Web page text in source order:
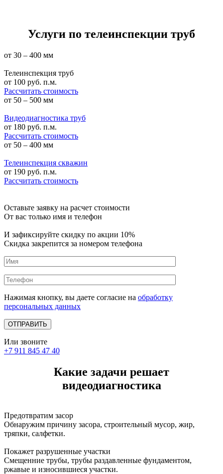
Услуги по телеинспекции труб
от 30 – 400 мм
Телеинспекция труб
от 100 руб. п.м.
Рассчитать стоимость
от 50 – 500 мм
Видеодиагностика труб
от 180 руб. п.м.
Рассчитать стоимость
от 50 – 400 мм
Телеинспекция скважин
от 190 руб. п.м.
Рассчитать стоимость
Оставьте заявку на расчет стоимости
От вас только имя и телефон
И зафиксируйте скидку по акции 10%
Скидка закрепится за номером телефона
Нажимая кнопку, вы даете согласие на обработку
персональных данных
Или звоните
+7 911 845 47 40
Какие задачи решает
видеодиагностика
Предотвратим засор
Обнаружим причину засора, cтроительный мусор, жир,
тряпки, салфетки.
Покажет разрушенные участки
Смещенние трубы, трубы раздавленные фундаментом,
ржавые и износившиеся участки.